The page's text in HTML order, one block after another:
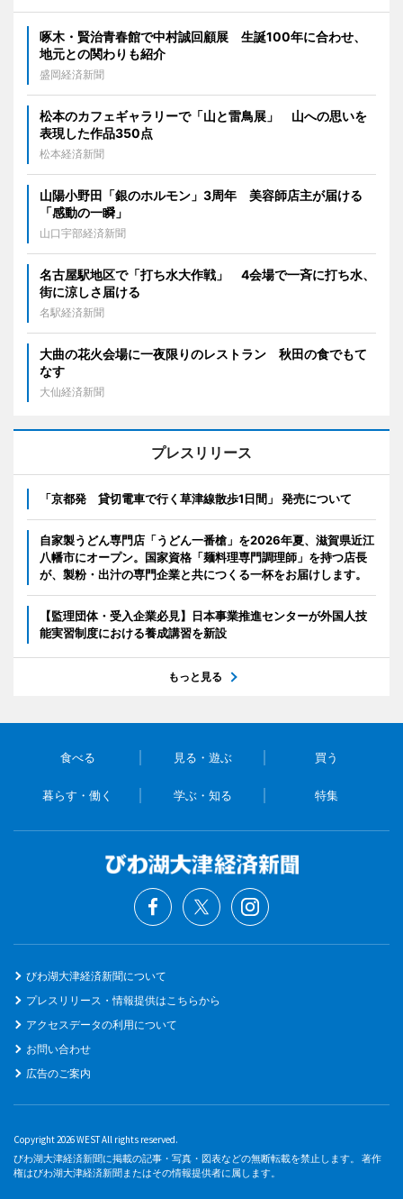
啄木・賢治青春館で中村誠回顧展 生誕100年に合わせ、
地元との関わりも紹介
盛岡経済新聞
松本のカフェギャラリーで「山と雷鳥展」 山への思いを
表現した作品350点
松本経済新聞
山陽小野田「銀のホルモン」3周年 美容師店主が届ける
「感動の一瞬」
山口宇部経済新聞
名古屋駅地区で「打ち水大作戦」 4会場で一斉に打ち水、
街に涼しさ届ける
名駅経済新聞
大曲の花火会場に一夜限りのレストラン 秋田の食でもて
なす
大仙経済新聞
プレスリリース
「京都発 貸切電車で行く草津線散歩1日間」 発売について
自家製うどん専門店「うどん一番槍」を2026年夏、滋賀県近江
八幡市にオープン。国家資格「麺料理専門調理師」を持つ店長
が、製粉・出汁の専門企業と共につくる一杯をお届けします。
【監理団体・受入企業必見】日本事業推進センターが外国人技
能実習制度における養成講習を新設
もっと見る
食べる 見る・遊ぶ 買う
暮らす・働く 学ぶ・知る 特集
びわ湖大津経済新聞について
プレスリリース・情報提供はこちらから
アクセスデータの利用について
お問い合わせ
広告のご案内
Copyright 2026 WEST All rights reserved.
びわ湖大津経済新聞に掲載の記事・写真・図表などの無断転載を禁止します。 著作
権はびわ湖大津経済新聞またはその情報提供者に属します。